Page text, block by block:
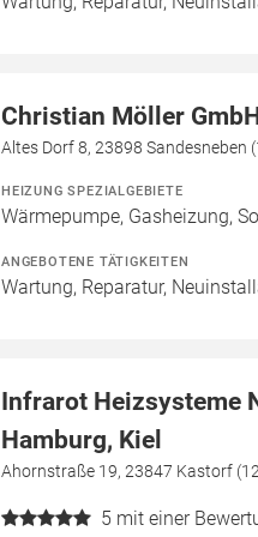
Christian Möller
Altes Dorf 8, 23898 Sandesneben
HEIZUNG SPEZIALGEBIETE
Wärmepumpe, Gasheizung,
ANGEBOTENE TÄTIGKEITEN
Wartung, Reparatur,
Infrarot Heizsysteme
Hamburg, Kiel
Ahornstraße 19, 23847 Kastorf
5 mit einer